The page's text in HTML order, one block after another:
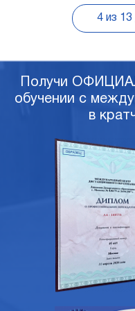
4 из 13
Получи
обучении с
в